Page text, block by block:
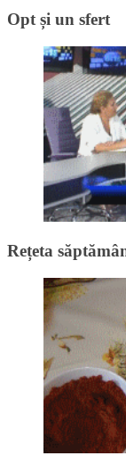
Opt și un sfert
Rețeta